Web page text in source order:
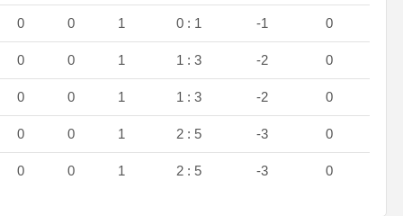
0 0 1 0 : 1 -1 0
0 0 1 1 : 3 -2 0
0 0 1 1 : 3 -2 0
0 0 1 2 : 5 -3 0
0 0 1 2 : 5 -3 0